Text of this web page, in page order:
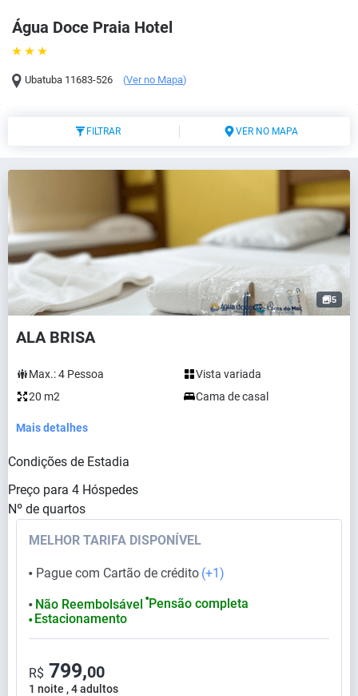
Água Doce Praia Hotel
Ubatuba 11683-526 (Ver no Mapa)
FILTRAR VER NO MAPA
5
ALA BRISA
Max.:4 Pessoa
Vista variada
20 m2
Cama de casal
Mais detalhes
Condições de Estadia
Preço para 4 Hóspedes
Nº de quartos
MELHOR TARIFA DISPONÍVEL
⬤ Pague com Cartão de crédito (+1)
⬤ Não Reembolsável ⬤Pensão completa
⬤ Estacionamento
1 noite , 4 adultos
R$ 799,00